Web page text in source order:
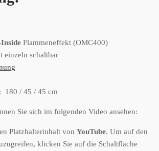
Flammeneffekt (OMC400)
einzeln schaltbar
180 / 45 / 45 cm
Sie sich im folgenden Video ansehen:
Platzhalterinhalt von YouTube. Um auf den
klicken Sie auf die Schaltfläche